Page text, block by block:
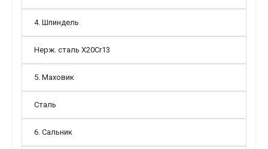
4. Шпиндель
Нерж. сталь Х20Cr13
5. Маховик
Сталь
6. Сальник